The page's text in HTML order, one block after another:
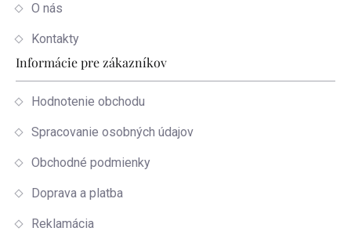
O nás
Kontakty
Informácie pre zákazníkov
Hodnotenie obchodu
Spracovanie osobných údajov
Obchodné podmienky
Doprava a platba
Reklamácia